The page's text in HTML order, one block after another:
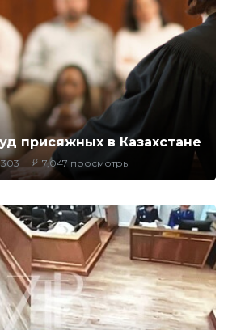
присяжных в Казахстане
7,047 просмотры